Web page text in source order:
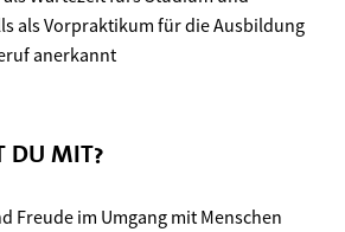
als Vorpraktikum für die Ausbildung
anerkannt
DU MIT?
Freude im Umgang mit Menschen